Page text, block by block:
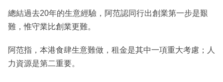
總結過去20年的生意經驗，阿范認同行出創業第一步是艱
難，惟守業比創業更難。
阿范指，本港食肆生意難做，租金是其中一項重大考慮；人
力資源是第二重要。